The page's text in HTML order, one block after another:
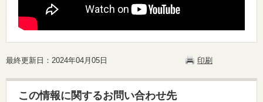
最終更新日：2024年04月05日 印刷
この情報に関するお問い合わせ先